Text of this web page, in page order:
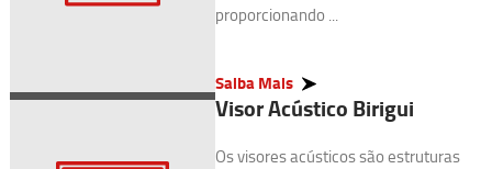
proporcionando ...
Saiba Mais
Visor Acústico Birigui
Os visores acústicos são estruturas